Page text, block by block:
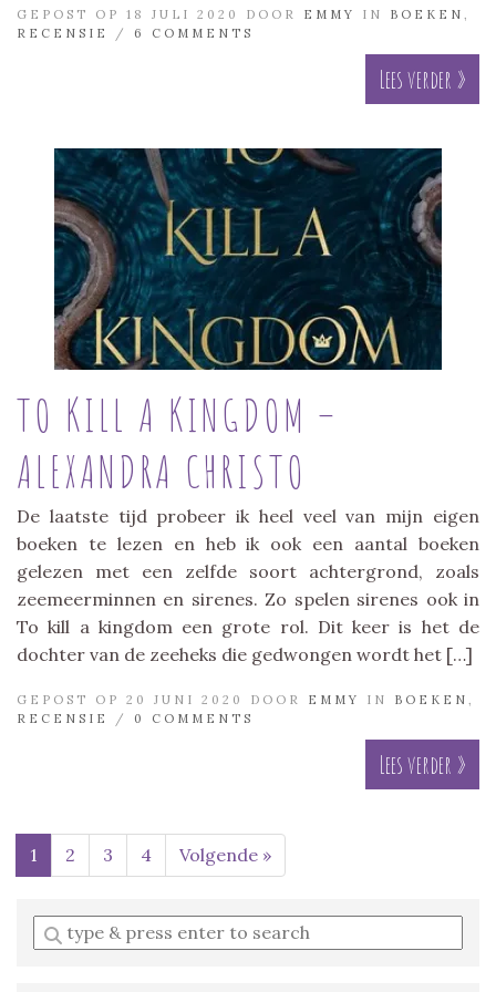
GEPOST OP 18 JULI 2020 DOOR EMMY IN BOEKEN
RECENSIE
/ 6 COMMENTS
Lees verder »
TO KILL A KINGDOM –
ALEXANDRA CHRISTO
De laatste tijd probeer ik heel veel van mijn eigen
boeken te lezen en heb ik ook een aantal boeken
gelezen met een zelfde soort achtergrond, zoals
zeemeerminnen en sirenes. Zo spelen sirenes ook in
To kill a kingdom een grote rol. Dit keer is het de
dochter van de zeeheks die gedwongen wordt het […]
GEPOST OP 20 JUNI 2020 DOOR EMMY IN BOEKEN
RECENSIE
/ 0 COMMENTS
Lees verder »
1 2 3 4 Volgende »
Enter
a